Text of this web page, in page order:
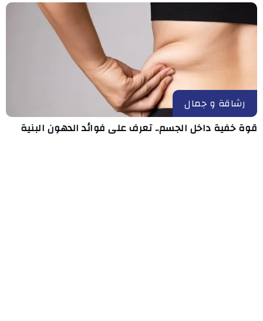
رشاقة و جمال
قوة خفية داخل الجسم.. تعرف على فوائد الدهون البنية